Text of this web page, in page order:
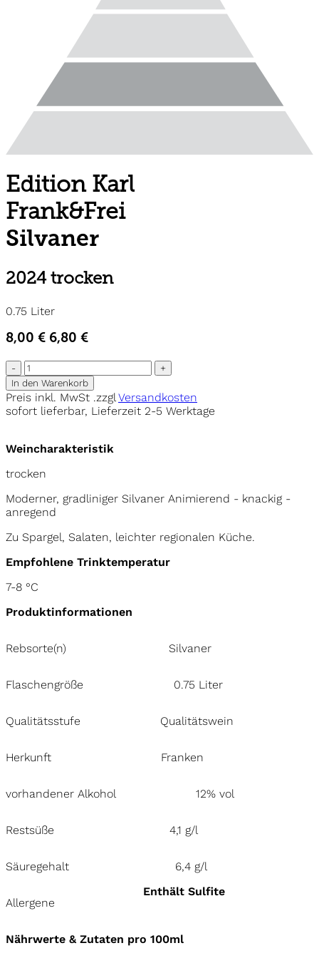
Edition Karl
Frank&Frei
Silvaner
2024 trocken
0.75 Liter
8,00 € 6,80 €
-
+
In den Warenkorb
Preis inkl. MwSt .zzglVersandkosten
sofort lieferbar, Lieferzeit 2-5 Werktage
Weincharakteristik
trocken
Moderner, gradliniger Silvaner Animierend - knackig -
anregend
Zu Spargel, Salaten, leichter regionalen Küche.
Empfohlene Trinktemperatur
7-8 °C
Produktinformationen
Rebsorte(n) Silvaner
Flaschengröße 0.75 Liter
Qualitätsstufe Qualitätswein
Herkunft Franken
vorhandener Alkohol 12% vol
Restsüße 4,1 g/l
Säuregehalt 6,4 g/l
Allergene
Enthält Sulfite
Nährwerte & Zutaten pro 100ml